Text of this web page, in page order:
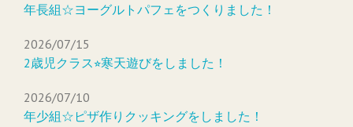
年長組☆ヨーグルトパフェをつくりました！
2026/07/15
2歳児クラス⭐︎寒天遊びをしました！
2026/07/10
年少組☆ピザ作りクッキングをしました！